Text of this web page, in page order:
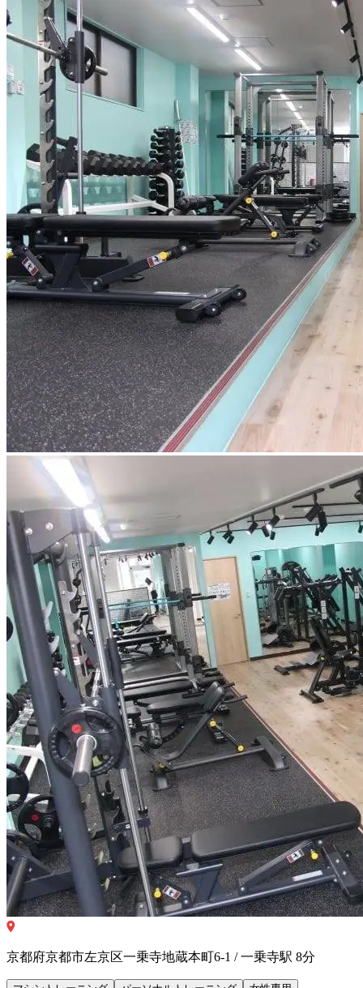
京都府京都市左京区一乗寺地蔵本町6-1 / 一乗寺駅 8分